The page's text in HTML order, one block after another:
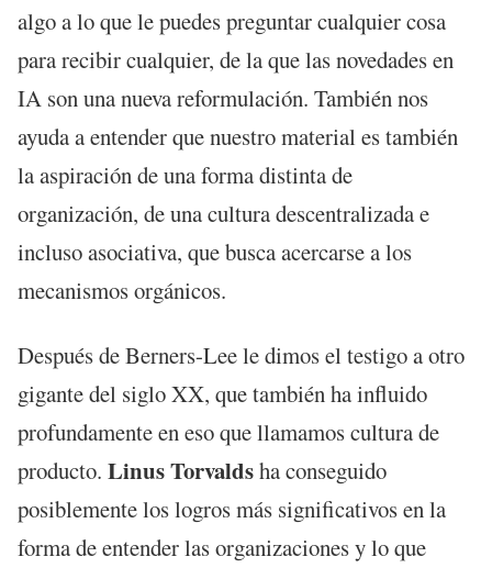
algo a lo que le puedes preguntar cualquier cosa
para recibir cualquier, de la que las novedades en
IA son una nueva reformulación. También nos
ayuda a entender que nuestro material es también
la aspiración de una forma distinta de
organización, de una cultura descentralizada e
incluso asociativa, que busca acercarse a los
mecanismos orgánicos.
Después de Berners-Lee le dimos el testigo a otro
gigante del siglo XX, que también ha influido
profundamente en eso que llamamos cultura de
producto. Linus Torvaldsha conseguido
posiblemente los logros más significativos en la
forma de entender las organizaciones y lo que